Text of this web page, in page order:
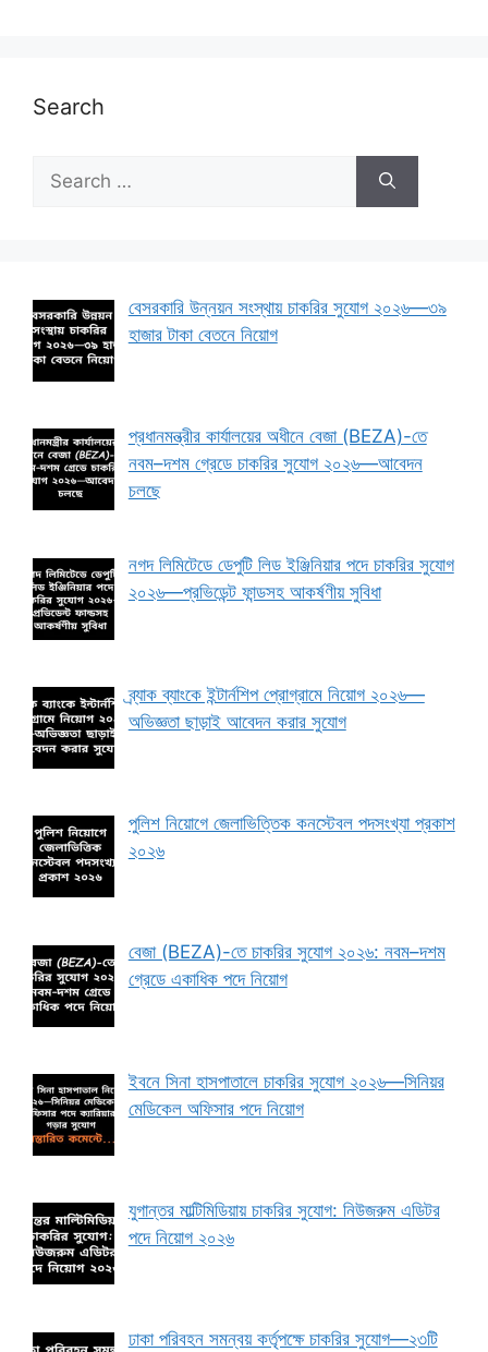
Search
বেসরকারি উন্নয়ন সংস্থায় চাকরির সুযোগ ২০২৬—৩৯
হাজার টাকা বেতনে নিয়োগ
প্রধানমন্ত্রীর কার্যালয়ের অধীনে বেজা (BEZA)-তে
নবম–দশম গ্রেডে চাকরির সুযোগ ২০২৬—আবেদন
চলছে
নগদ লিমিটেডে ডেপুটি লিড ইঞ্জিনিয়ার পদে চাকরির সুযোগ
২০২৬—প্রভিডেন্ট ফান্ডসহ আকর্ষণীয় সুবিধা
ব্র্যাক ব্যাংকে ইন্টার্নশিপ প্রোগ্রামে নিয়োগ ২০২৬—
অভিজ্ঞতা ছাড়াই আবেদন করার সুযোগ
পুলিশ নিয়োগে জেলাভিত্তিক কনস্টেবল পদসংখ্যা প্রকাশ
২০২৬
বেজা (BEZA)-তে চাকরির সুযোগ ২০২৬: নবম–দশম
গ্রেডে একাধিক পদে নিয়োগ
ইবনে সিনা হাসপাতালে চাকরির সুযোগ ২০২৬—সিনিয়র
মেডিকেল অফিসার পদে নিয়োগ
যুগান্তর মাল্টিমিডিয়ায় চাকরির সুযোগ: নিউজরুম এডিটর
পদে নিয়োগ ২০২৬
ঢাকা পরিবহন সমন্বয় কর্তৃপক্ষে চাকরির সুযোগ—২৩টি